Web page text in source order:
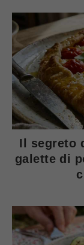
Il segreto
galette di